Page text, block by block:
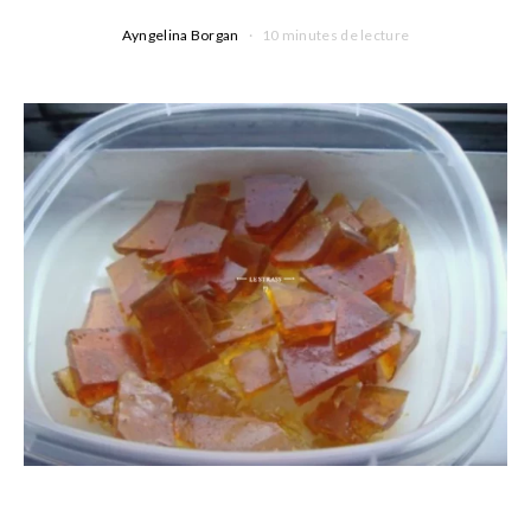
Ayngelina Borgan 10 minutes de lecture